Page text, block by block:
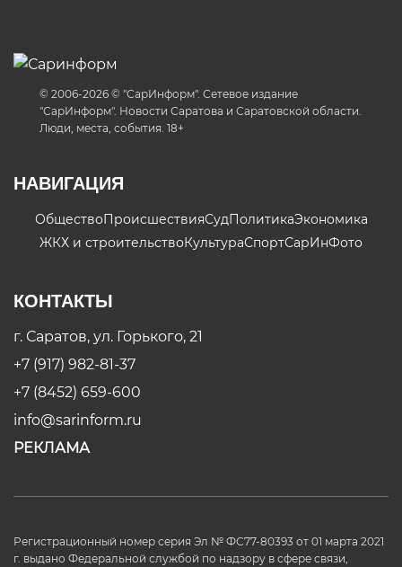
© 2006-2026 © "СарИнформ". Сетевое издание
"СарИнформ". Новости Саратова и Саратовской области.
Люди, места, события. 18+
НАВИГАЦИЯ
ОбществоПроисшествияСудПолитикаЭкономика
ЖКХ и строительствоКультураСпортСарИнФото
КОНТАКТЫ
г. Саратов, ул. Горького, 21
+7 (917) 982-81-37
+7 (8452) 659-600
info@sarinform.ru
РЕКЛАМА
Регистрационный номер серия Эл № ФС77-80393 от 01 марта 2021
г. выдано Федеральной службой по надзору в сфере связи,